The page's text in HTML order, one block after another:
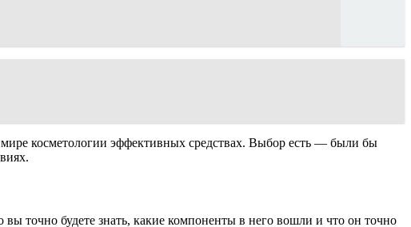
косметологии эффективных средствах. Выбор есть — были бы
точно будете знать, какие компоненты в него вошли и что он точно